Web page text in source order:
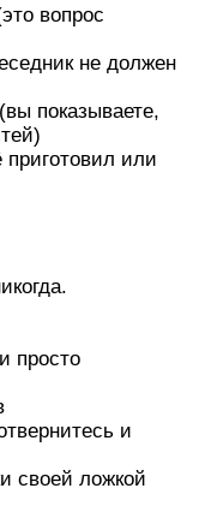
вопрос
не должен
показываете,
приготовил или
просто
и
своей ложкой